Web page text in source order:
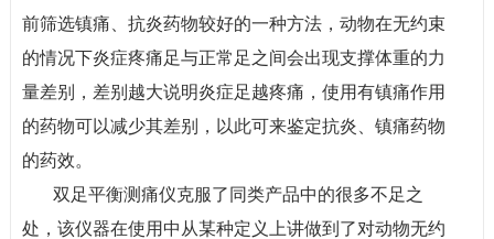
前筛选镇痛、抗炎药物较好的一种方法，动物在无约束
的情况下炎症疼痛足与正常足之间会出现支撑体重的力
量差别，差别越大说明炎症足越疼痛，使用有镇痛作用
的药物可以减少其差别，以此可来鉴定抗炎、镇痛药物
的药效。
双足平衡测痛仪克服了同类产品中的很多不足之
处，该仪器在使用中从某种定义上讲做到了对动物无约